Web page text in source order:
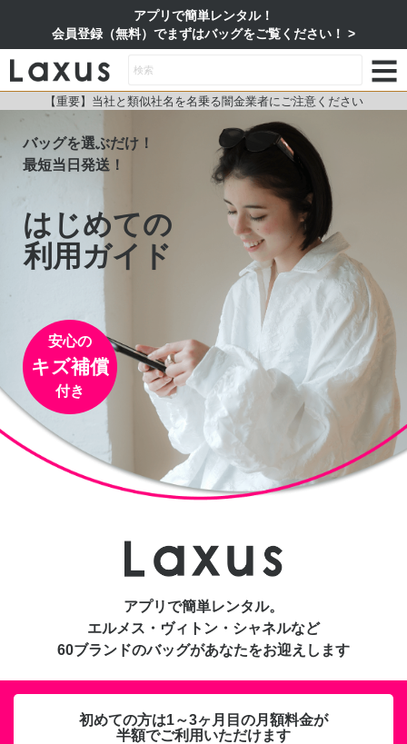
アプリで簡単レンタル！
会員登録（無料）でまずはバッグをご覧ください！
【重要】当社と類似社名を名乗る闇金業者にご注意ください
バッグを選ぶだけ！
最短当日発送！
はじめての
利用ガイド
安心の
キズ補償
付き
アプリで簡単レンタル。
エルメス・ヴィトン・シャネルなど
60ブランドのバッグがあなたをお迎えします
初めての方は1～3ヶ月目の月額料金が
半額でご利用いただけます